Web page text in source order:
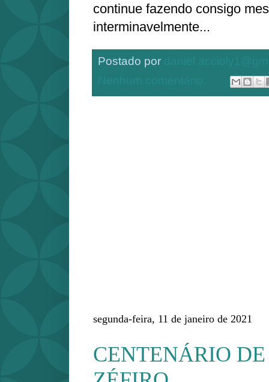
continue fazendo consigo
interminavelmente...
Postado por
segunda-feira, 11 de janeiro de 2021
CENTENÁRIO